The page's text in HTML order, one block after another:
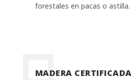
forestales en pacas o astilla.
MADERA CERTIFICADA